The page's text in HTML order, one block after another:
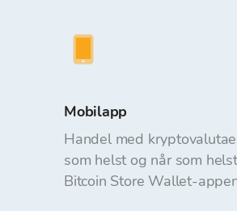
Mobilapp
Handel med
som helst og når som
Bitcoin Store Wallet-